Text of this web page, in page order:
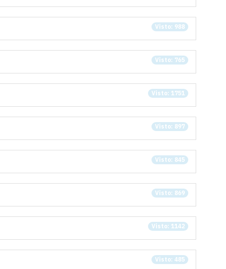
Visto: 988
Visto: 765
Visto: 1751
Visto: 897
Visto: 845
Visto: 869
Visto: 1142
Visto: 485